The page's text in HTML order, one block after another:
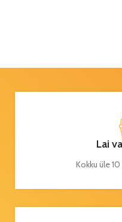
Lai
Kokku üle